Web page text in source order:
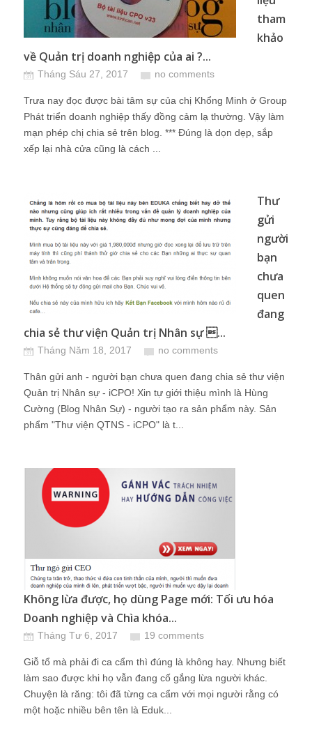
tham
khảo
về Quản trị doanh nghiệp của ai ?...
Tháng Sáu 27, 2017 no comments
Trưa nay đọc được bài tâm sự của chị Khổng Minh ở Group
Phát triển doanh nghiệp thấy đồng cảm lạ thường. Vậy làm
mạn phép chị chia sẻ trên blog. *** Đúng là dọn dẹp, sắp
xếp lại nhà cửa cũng là cách ...
Thư
gửi
người
bạn
chưa
quen
đang
chia sẻ thư viện Quản trị Nhân sự ...
Tháng Năm 18, 2017 no comments
Thân gửi anh - người bạn chưa quen đang chia sẻ thư viện
Quản trị Nhân sự - iCPO! Xin tự giới thiệu mình là Hùng
Cường (Blog Nhân Sự) - người tạo ra sản phẩm này. Sản
phẩm "Thư viện QTNS - iCPO" là t...
Không lừa được, họ dùng Page mới: Tối ưu hóa
Doanh nghiệp và Chìa khóa...
Tháng Tư 6, 2017 19 comments
Giỗ tổ mà phải đi ca cẩm thì đúng là không hay. Nhưng biết
làm sao được khi họ vẫn đang cố gắng lừa người khác.
Chuyện là răng: tôi đã từng ca cẩm với mọi người rằng có
một hoặc nhiều bên tên là Eduk...